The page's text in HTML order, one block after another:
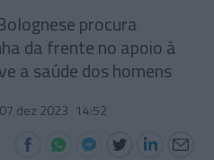
procura
da frente no apoio à
a saúde dos homens
07 dez 2023 14:52